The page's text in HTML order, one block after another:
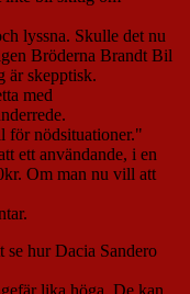
lyssna. Skulle det nu
Bröderna Brandt Bil
är skepptisk.
med
för nödsituationer."
ett användande, i en
Om man nu vill att
se hur Dacia Sandero